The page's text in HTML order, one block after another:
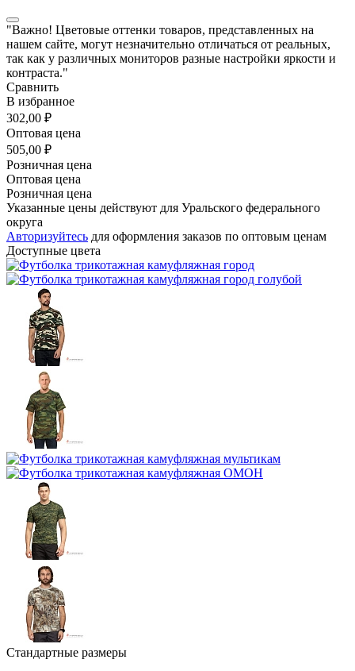
"Важно! Цветовые оттенки товаров, представленных на
нашем сайте, могут незначительно отличаться от реальных,
так как у различных мониторов разные настройки яркости и
контраста."
Сравнить
В избранное
302,00 ₽
Оптовая цена
505,00 ₽
Розничная цена
Оптовая цена
Розничная цена
Указанные цены действуют для Уральского федерального
округа
Авторизуйтесь для оформления заказов по оптовым ценам
Доступные цвета
Стандартные размеры